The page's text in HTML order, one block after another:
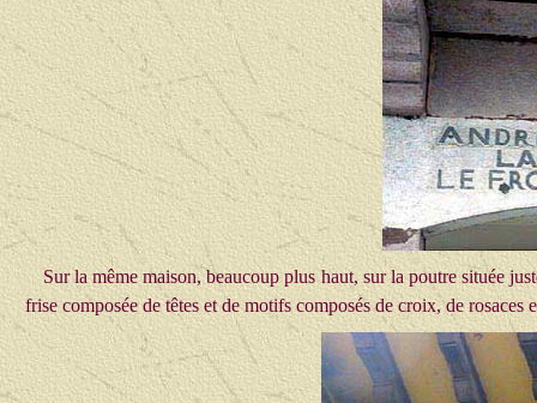
Sur la même maison, beaucoup plus haut, sur la poutre située
frise composée de têtes et de motifs composés de croix, de rosaces